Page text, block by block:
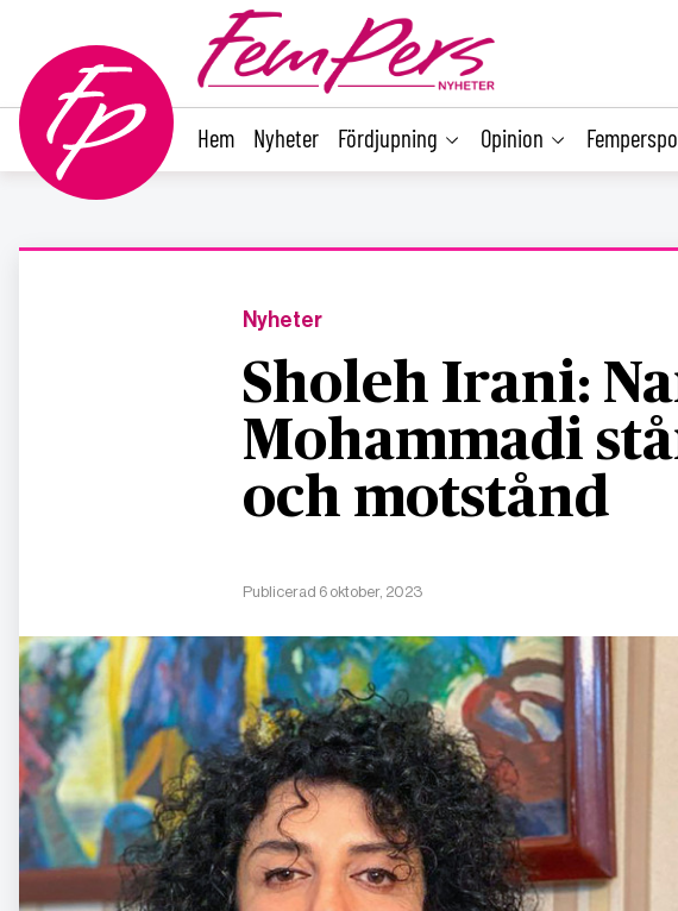
Hem Nyheter Fördjupning Opinion
Nyheter
Sholeh Irani:
Mohammadi
och motstånd
Publicerad 6 oktober, 2023